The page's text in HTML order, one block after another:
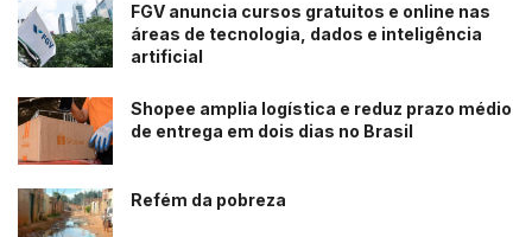
FGV anuncia cursos gratuitos e online nas
áreas de tecnologia, dados e inteligência
artificial
Shopee amplia logística e reduz prazo médio
de entrega em dois dias no Brasil
Refém da pobreza